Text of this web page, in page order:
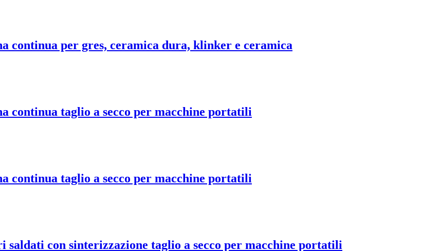
continua per gres, ceramica dura, klinker e ceramica
continua taglio a secco per macchine portatili
continua taglio a secco per macchine portatili
con sinterizzazione taglio a secco per macchine portatili